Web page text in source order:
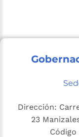
Dirección:
23
Código